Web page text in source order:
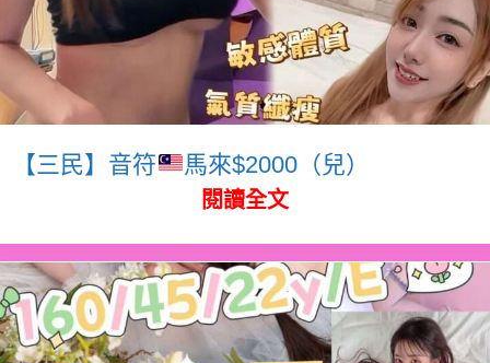
【三民】音符 馬來$2000（兒）
閱讀全文